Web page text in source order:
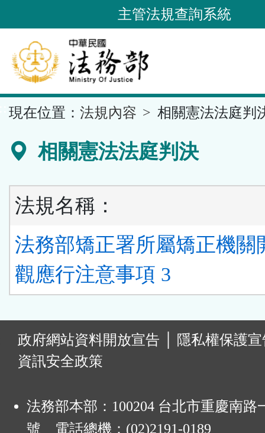
到
要
內
容
區
主管法規查詢系統
現在位置： 法規內容 相關憲法法庭判
相關憲法法庭判決
法規名稱：
法務部矯正署所屬矯正機關
觀應行注意事項 3
政府網站資料開放宣告
隱私權保護
資訊安全政策
法務部本部：100204 台北市重慶南路
號 電話總機：(02)2191-0189